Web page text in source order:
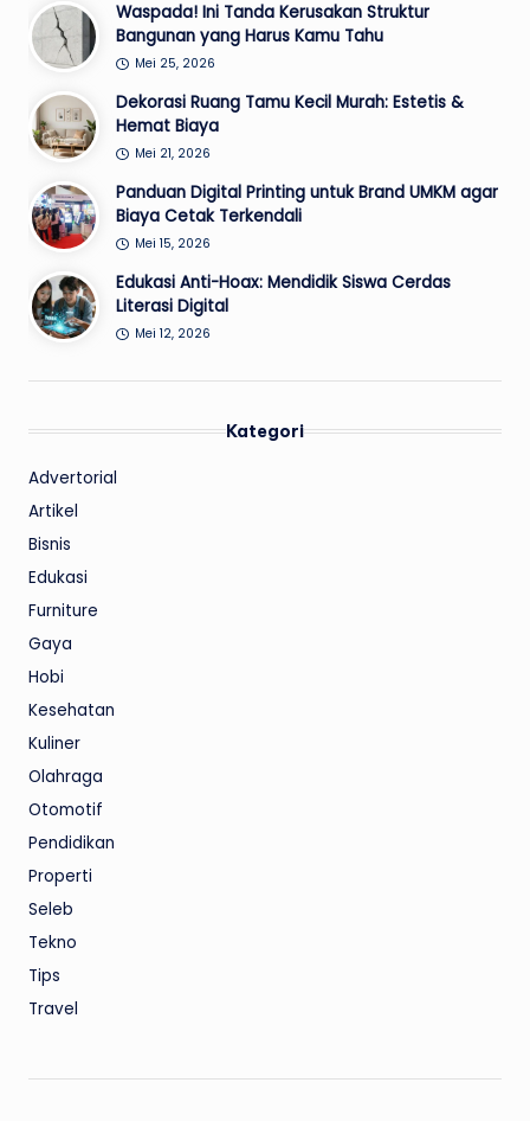
Waspada! Ini Tanda Kerusakan Struktur
Bangunan yang Harus Kamu Tahu
Mei 25, 2026
Dekorasi Ruang Tamu Kecil Murah: Estetis &
Hemat Biaya
Mei 21, 2026
Panduan Digital Printing untuk Brand UMKM agar
Biaya Cetak Terkendali
Mei 15, 2026
Edukasi Anti-Hoax: Mendidik Siswa Cerdas
Literasi Digital
Mei 12, 2026
Kategori
Advertorial
Artikel
Bisnis
Edukasi
Furniture
Gaya
Hobi
Kesehatan
Kuliner
Olahraga
Otomotif
Pendidikan
Properti
Seleb
Tekno
Tips
Travel